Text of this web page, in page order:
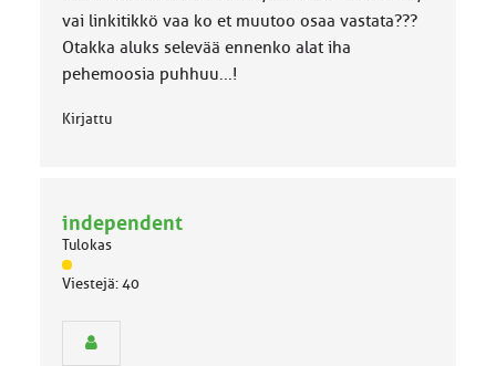
vai linkitikkö vaa ko et muutoo osaa vastata???
Otakka aluks selevää ennenko alat iha
pehemoosia puhhuu...!
Kirjattu
independent
Tulokas
J
ä
Viestejä: 40